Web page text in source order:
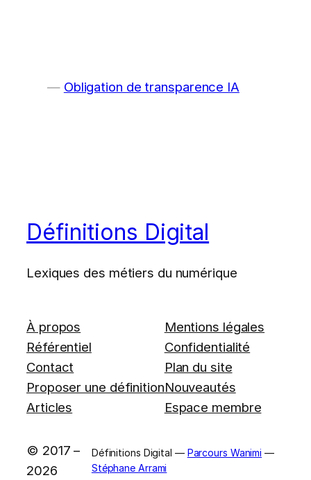
Obligation de transparence IA
Définitions Digital
Lexiques des métiers du numérique
À propos
Référentiel
Contact
Proposer une définition
Articles
Mentions légales
Confidentialité
Plan du site
Nouveautés
Espace membre
© 2017 –
2026
Définitions Digital — Parcours Wanimi —
Stéphane Arrami